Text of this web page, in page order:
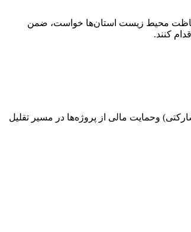
محیط زیست استان‌ها خواست، ضمن
کنند.
وحمایت مالی از پروژه‌ها در مسیر تقلیل